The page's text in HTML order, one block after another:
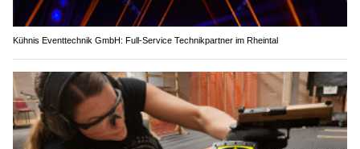
Kühnis Eventtechnik GmbH: Full-Service Technikpartner im Rheintal